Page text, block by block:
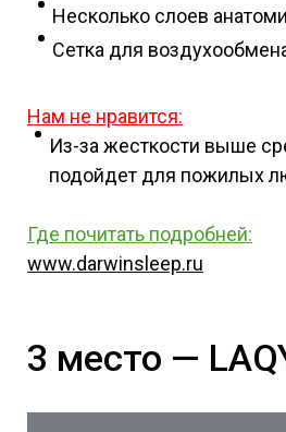
Несколько слоев
Сетка для
Нам не нравится:
Из-за жесткости выше
подойдет для пожилых
Где почитать подробней:
www.darwinsleep.ru
3 место —